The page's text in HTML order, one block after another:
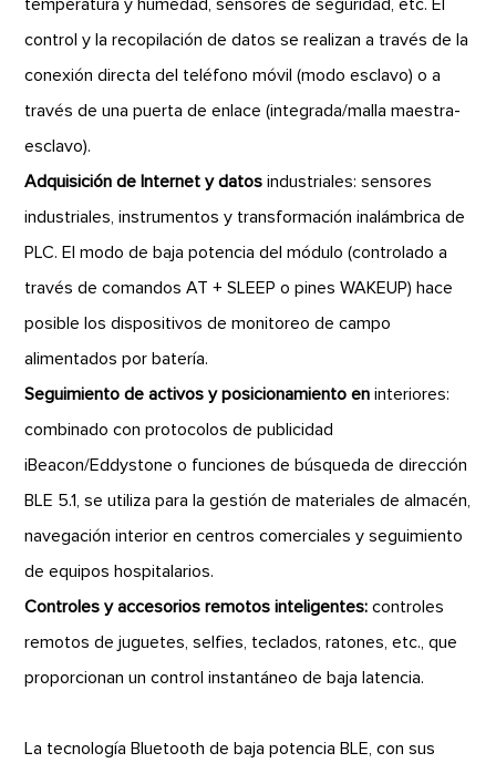
temperatura y humedad, sensores de seguridad, etc. El
control y la recopilación de datos se realizan a través de la
conexión directa del teléfono móvil (modo esclavo) o a
través de una puerta de enlace (integrada/malla maestra-
esclavo).
Adquisición de Internet y datos industriales: sensores
industriales, instrumentos y transformación inalámbrica de
PLC. El modo de baja potencia del módulo (controlado a
través de comandos AT + SLEEP o pines WAKEUP) hace
posible los dispositivos de monitoreo de campo
alimentados por batería.
Seguimiento de activos y posicionamiento en interiores:
combinado con protocolos de publicidad
iBeacon/Eddystone o funciones de búsqueda de dirección
BLE 5.1, se utiliza para la gestión de materiales de almacén,
navegación interior en centros comerciales y seguimiento
de equipos hospitalarios.
Controles y accesorios remotos inteligentes: controles
remotos de juguetes, selfies, teclados, ratones, etc., que
proporcionan un control instantáneo de baja latencia.
La tecnología Bluetooth de baja potencia BLE, con sus